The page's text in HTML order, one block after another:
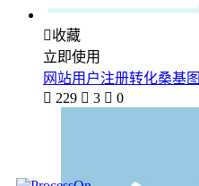
收藏
立即使用
网站用户注册转化桑基图
 229  3  0